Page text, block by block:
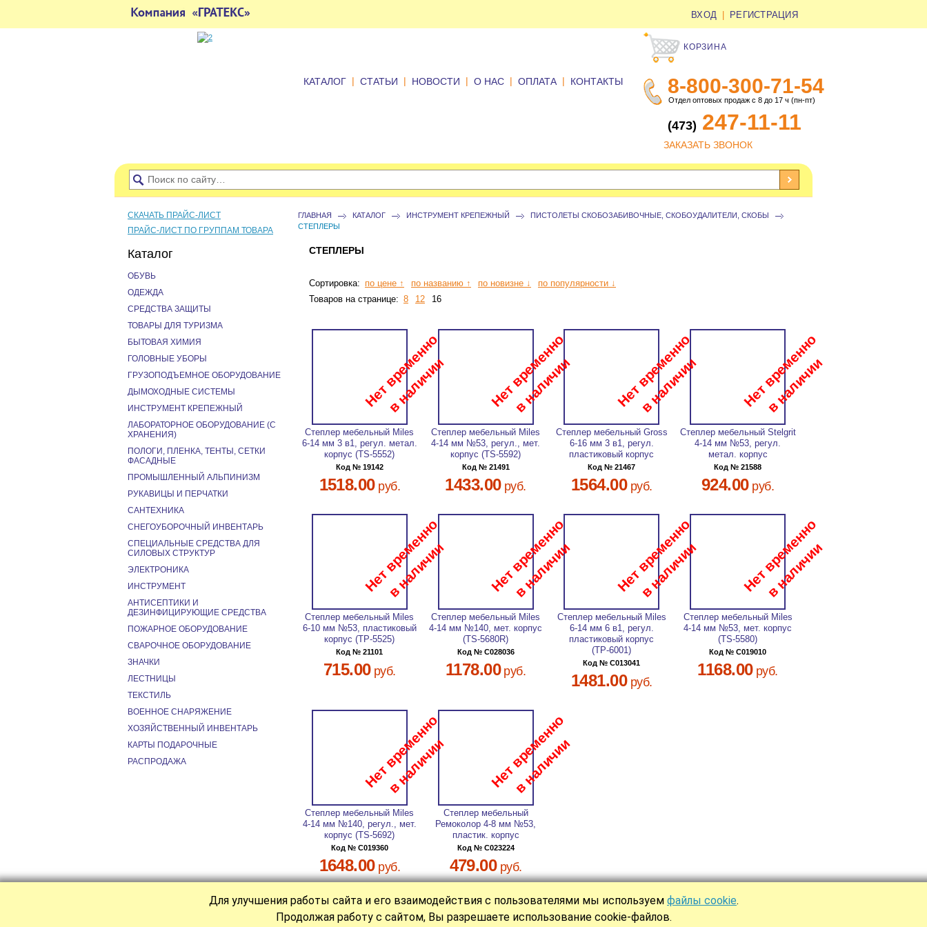
ВХОД РЕГИСТРАЦИЯ
КОРЗИНА
8-800-300-71-54
Отдел оптовых продаж с 8 до 17 ч (пн-пт)
(473) 247-11-11
ЗАКАЗАТЬ ЗВОНОК
КАТАЛОГ | СТАТЬИ | НОВОСТИ | О НАС | ОПЛАТА | КОНТАКТЫ
ГЛАВНАЯ КАТАЛОГ ИНСТРУМЕНТ КРЕПЕЖНЫЙ
ПИСТОЛЕТЫ СКОБОЗАБИВОЧНЫЕ, СКОБОУДАЛИТЕЛИ, СКОБЫ
СТЕПЛЕРЫ
СТЕПЛЕРЫ
Сортировка: по цене ↑ по названию ↑ по новизне ↓
по популярности ↓
Товаров на странице: 8 12 16
Степлер мебельный Miles
6-14 мм 3 в1, регул. метал.
корпус (TS-5552)
Код № 19142
1518.00руб.
Степлер мебельный Miles
4-14 мм №53, регул., мет.
корпус (TS-5592)
Код № 21491
1433.00руб.
Степлер мебельный Gross
6-16 мм 3 в1, регул.
пластиковый корпус
Код № 21467
1564.00руб.
Степлер мебельный Stelgrit
4-14 мм №53, регул.
метал. корпус
Код № 21588
924.00руб.
Степлер мебельный Miles
6-10 мм №53, пластиковый
корпус (ТР-5525)
Код № 21101
715.00руб.
Степлер мебельный Miles
4-14 мм №140, мет. корпус
(TS-5680R)
Код № C028036
1178.00руб.
Степлер мебельный Miles
6-14 мм 6 в1, регул.
пластиковый корпус
(TР-6001)
Код № C013041
1481.00руб.
Степлер мебельный Miles
4-14 мм №53, мет. корпус
(TS-5580)
Код № C019010
1168.00руб.
Степлер мебельный Miles
4-14 мм №140, регул., мет.
корпус (TS-5692)
Код № C019360
1648.00руб.
Степлер мебельный
Ремоколор 4-8 мм №53,
пластик. корпус
Код № C023224
479.00руб.
СКАЧАТЬ ПРАЙС-ЛИСТ
ПРАЙС-ЛИСТ ПО ГРУППАМ ТОВАРА
Каталог
ОБУВЬ
ОДЕЖДА
СРЕДСТВА ЗАЩИТЫ
ТОВАРЫ ДЛЯ ТУРИЗМА
БЫТОВАЯ ХИМИЯ
ГОЛОВНЫЕ УБОРЫ
ГРУЗОПОДЪЕМНОЕ ОБОРУДОВАНИЕ
ДЫМОХОДНЫЕ СИСТЕМЫ
ИНСТРУМЕНТ КРЕПЕЖНЫЙ
ЛАБОРАТОРНОЕ ОБОРУДОВАНИЕ (С
ХРАНЕНИЯ)
ПОЛОГИ, ПЛЕНКА, ТЕНТЫ, СЕТКИ
ФАСАДНЫЕ
ПРОМЫШЛЕННЫЙ АЛЬПИНИЗМ
РУКАВИЦЫ И ПЕРЧАТКИ
САНТЕХНИКА
СНЕГОУБОРОЧНЫЙ ИНВЕНТАРЬ
СПЕЦИАЛЬНЫЕ СРЕДСТВА ДЛЯ
СИЛОВЫХ СТРУКТУР
ЭЛЕКТРОНИКА
ИНСТРУМЕНТ
АНТИСЕПТИКИ И
ДЕЗИНФИЦИРУЮЩИЕ СРЕДСТВА
ПОЖАРНОЕ ОБОРУДОВАНИЕ
СВАРОЧНОЕ ОБОРУДОВАНИЕ
ЗНАЧКИ
ЛЕСТНИЦЫ
ТЕКСТИЛЬ
ВОЕННОЕ СНАРЯЖЕНИЕ
ХОЗЯЙСТВЕННЫЙ ИНВЕНТАРЬ
КАРТЫ ПОДАРОЧНЫЕ
РАСПРОДАЖА
Для улучшения работы сайта и его взаимодействия с пользователями мы используем файлы cookie.
Продолжая работу с сайтом, Вы разрешаете использование cookie-файлов.
КАТАЛОГ | СТАТЬИ | НОВОСТИ | О НАС | ОПЛАТА | КОНТАКТЫ